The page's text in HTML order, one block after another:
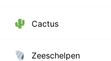
Cactus
Zeeschelpen